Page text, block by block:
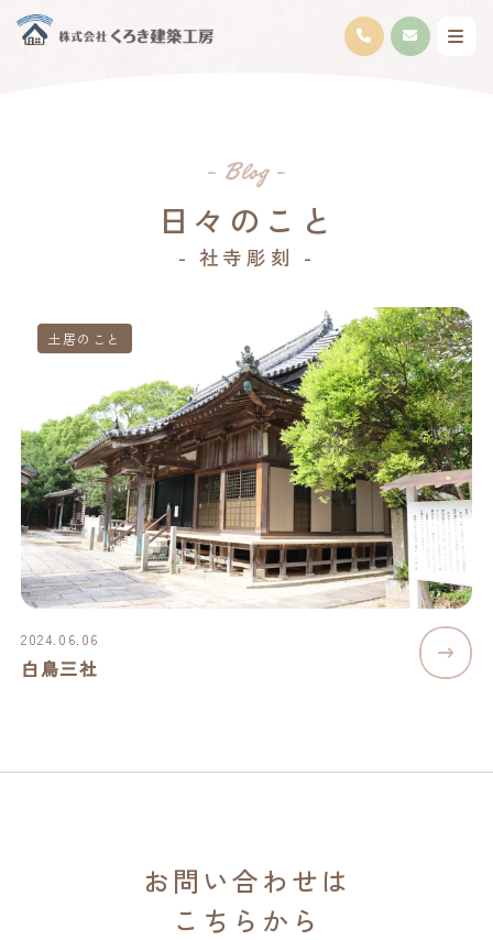
日々のこと
- 社寺彫刻 -
土居のこと
2024.06.06
白鳥三社
お問い合わせは
こちらから